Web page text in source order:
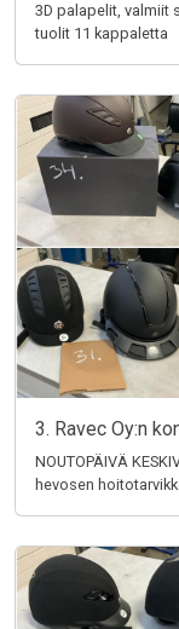
3D palapelit, valmiit
tuolit 11 kappaletta
3. Ravec Oy:n
NOUTOPÄIVÄ
hevosen